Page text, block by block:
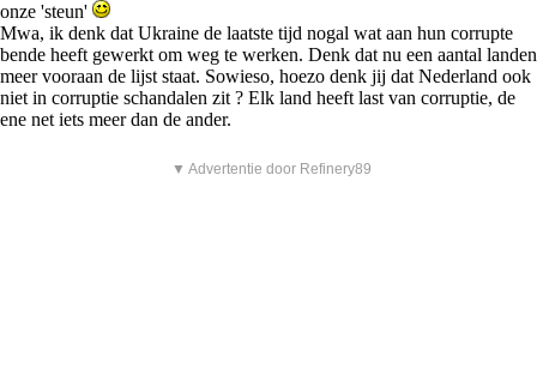
onze 'steun'
Mwa, ik denk dat Ukraine de laatste tijd nogal wat aan hun corrupte
bende heeft gewerkt om weg te werken. Denk dat nu een aantal landen
meer vooraan de lijst staat. Sowieso, hoezo denk jij dat Nederland ook
niet in corruptie schandalen zit ? Elk land heeft last van corruptie, de
ene net iets meer dan de ander.
▼ Advertentie door Refinery89